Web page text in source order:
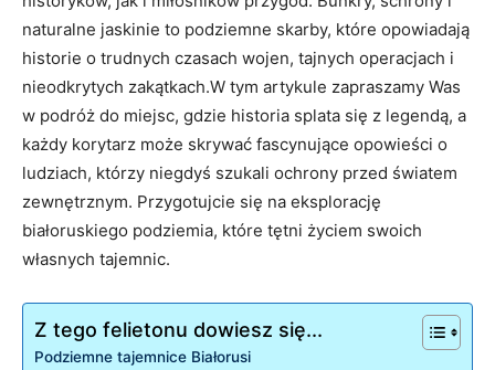
naturalne jaskinie to podziemne⁢ skarby, ​które opowiadają‍
historie o trudnych czasach wojen, ‍tajnych operacjach⁣ i⁢
nieodkrytych zakątkach.W ​tym ​artykule zapraszamy Was
w podróż do miejsc, gdzie historia splata się z⁣ legendą, a
‌każdy korytarz⁤ może skrywać fascynujące opowieści o
⁤ludziach,​ którzy niegdyś ‌szukali ochrony przed światem
zewnętrznym. Przygotujcie ‍się na eksplorację
białoruskiego podziemia,‍ które tętni życiem swoich
własnych tajemnic.
Z tego felietonu dowiesz się...
Podziemne tajemnice Białorusi